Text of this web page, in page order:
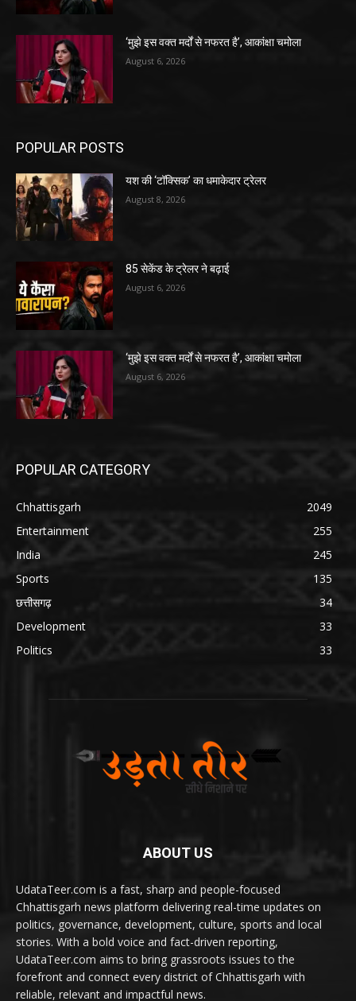
‘मुझे इस वक्त मर्दों से नफरत है’, आकांक्षा चमोला
August 6, 2026
POPULAR POSTS
यश की ‘टॉक्सिक’ का धमाकेदार ट्रेलर
August 8, 2026
85 सेकेंड के ट्रेलर ने बढ़ाई
August 6, 2026
‘मुझे इस वक्त मर्दों से नफरत है’, आकांक्षा चमोला
August 6, 2026
POPULAR CATEGORY
Chhattisgarh
2049
Entertainment
255
India
245
Sports
135
छत्तीसगढ़
34
Development
33
Politics
33
ABOUT US
UdataTeer.com is a fast, sharp and people-focused
Chhattisgarh news platform delivering real-time updates on
politics, governance, development, culture, sports and local
stories. With a bold voice and fact-driven reporting,
UdataTeer.com aims to bring grassroots issues to the
forefront and connect every district of Chhattisgarh with
reliable, relevant and impactful news.